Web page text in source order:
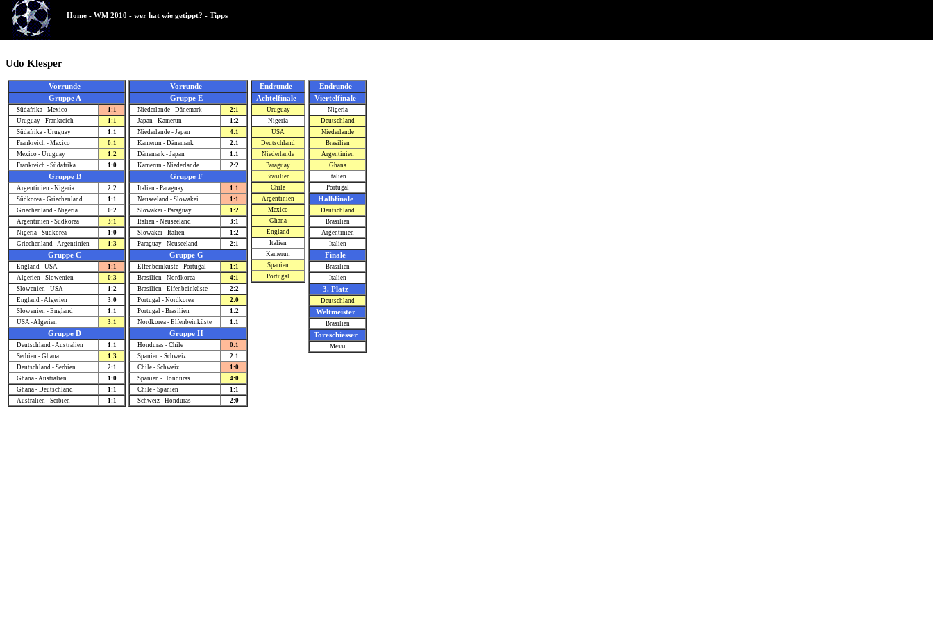
Home- WM 2010 - wer hat wie getippt? - Tipps
Udo Klesper
Vorrunde
Gruppe A
Südafrika - Mexico
1:1
Uruguay - Frankreich
1:1
Südafrika - Uruguay
1:1
Frankreich - Mexico
0:1
Mexico - Uruguay
1:2
Frankreich - Südafrika
1:0
Gruppe B
Argentinien - Nigeria
2:2
Südkorea - Griechenland
1:1
Griechenland - Nigeria
0:2
Argentinien - Südkorea
3:1
Nigeria - Südkorea
1:0
Griechenland - Argentinien
1:3
Gruppe C
England - USA
1:1
Algerien - Slowenien
0:3
Slowenien - USA
1:2
England - Algerien
3:0
Slowenien - England
1:1
USA - Algerien
3:1
Gruppe D
Deutschland - Australien
1:1
Serbien - Ghana
1:3
Deutschland - Serbien
2:1
Ghana - Australien
1:0
Ghana - Deutschland
1:1
Australien - Serbien
1:1
Vorrunde
Gruppe E
Niederlande - Dänemark
2:1
Japan - Kamerun
1:2
Niederlande - Japan
4:1
Kamerun - Dänemark
2:1
Dänemark - Japan
1:1
Kamerun - Niederlande
2:2
Gruppe F
Italien - Paraguay
1:1
Neuseeland - Slowakei
1:1
Slowakei - Paraguay
1:2
Italien - Neuseeland
3:1
Slowakei - Italien
1:2
Paraguay - Neuseeland
2:1
Gruppe G
Elfenbeinküste - Portugal
1:1
Brasilien - Nordkorea
4:1
Brasilien - Elfenbeinküste
2:2
Portugal - Nordkorea
2:0
Portugal - Brasilien
1:2
Nordkorea - Elfenbeinküste
1:1
Gruppe H
Honduras - Chile
0:1
Spanien - Schweiz
2:1
Chile - Schweiz
1:0
Spanien - Honduras
4:0
Chile - Spanien
1:1
Schweiz - Honduras
2:0
Endrunde
Achtelfinale
Uruguay
Nigeria
USA
Deutschland
Niederlande
Paraguay
Brasilien
Chile
Argentinien
Mexico
Ghana
England
Italien
Kamerun
Spanien
Portugal
Endrunde
Viertelfinale
Nigeria
Deutschland
Niederlande
Brasilien
Argentinien
Ghana
Italien
Portugal
Halbfinale
Deutschland
Brasilien
Argentinien
Italien
Finale
Brasilien
Italien
3. Platz
Deutschland
Weltmeister
Brasilien
Toreschiesser
Messi